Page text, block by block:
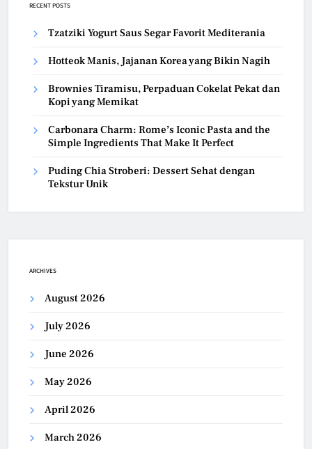
RECENT POSTS
Tzatziki Yogurt Saus Segar Favorit Mediterania
Hotteok Manis, Jajanan Korea yang Bikin Nagih
Brownies Tiramisu, Perpaduan Cokelat Pekat dan
Kopi yang Memikat
Carbonara Charm: Rome’s Iconic Pasta and the
Simple Ingredients That Make It Perfect
Puding Chia Stroberi: Dessert Sehat dengan
Tekstur Unik
ARCHIVES
August 2026
July 2026
June 2026
May 2026
April 2026
March 2026